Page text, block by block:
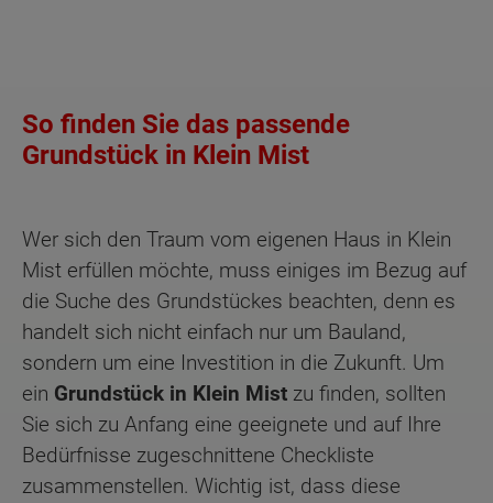
So finden Sie das passende
Grundstück in Klein Mist
Wer sich den Traum vom eigenen Haus in Klein
Mist erfüllen möchte, muss einiges im Bezug auf
die Suche des Grundstückes beachten, denn es
handelt sich nicht einfach nur um Bauland,
sondern um eine Investition in die Zukunft. Um
ein Grundstück in Klein Mist zu finden, sollten
Sie sich zu Anfang eine geeignete und auf Ihre
Bedürfnisse zugeschnittene Checkliste
zusammenstellen. Wichtig ist, dass diese